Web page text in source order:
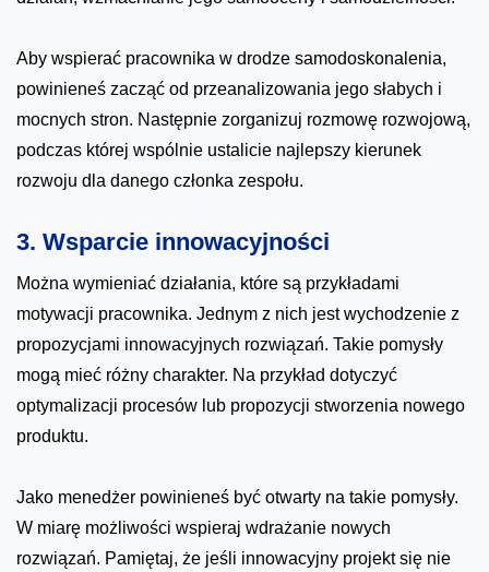
Aby wspierać pracownika w drodze samodoskonalenia,
powinieneś zacząć od przeanalizowania jego słabych i
mocnych stron. Następnie zorganizuj rozmowę rozwojową,
podczas której wspólnie ustalicie najlepszy kierunek
rozwoju dla danego członka zespołu.
3. Wsparcie innowacyjności
Można wymieniać działania, które są przykładami
motywacji pracownika. Jednym z nich jest wychodzenie z
propozycjami innowacyjnych rozwiązań. Takie pomysły
mogą mieć różny charakter. Na przykład dotyczyć
optymalizacji procesów lub propozycji stworzenia nowego
produktu.
Jako menedżer powinieneś być otwarty na takie pomysły.
W miarę możliwości wspieraj wdrażanie nowych
rozwiązań. Pamiętaj, że jeśli innowacyjny projekt się nie